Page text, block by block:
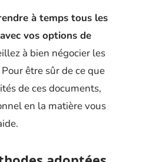
à temps tous les
vos options de
à bien négocier les
être sûr de ce que
de ces documents,
en la matière vous